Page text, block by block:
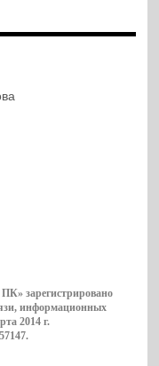
зарегистрировано
информационных
2014 г.